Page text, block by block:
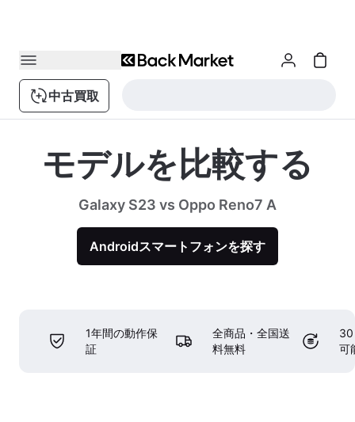
中古買取
モデルを比較する
Galaxy S23 vs Oppo Reno7 A
Androidスマートフォンを探す
1年間の動作保
証
全商品・全国送
料無料
30
可